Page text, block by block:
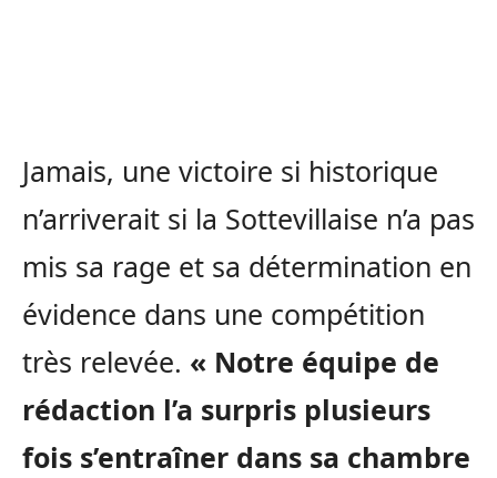
Jamais, une victoire si historique
n’arriverait si la Sottevillaise n’a pas
mis sa rage et sa détermination en
évidence dans une compétition
très relevée. « Notre équipe de
rédaction l’a surpris plusieurs
fois s’entraîner dans sa chambre